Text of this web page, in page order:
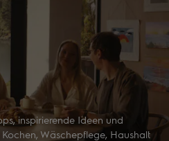
inspirierende Ideen und
Wäschepflege, Haushalt